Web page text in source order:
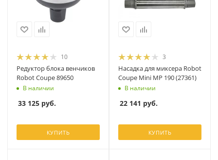
10
Редуктор блока венчиков
Robot Coupe 89650
В наличии
33 125 руб.
КУПИТЬ
3
Насадка для миксера Robot
Coupe Mini MP 190 (27361)
В наличии
22 141 руб.
КУПИТЬ